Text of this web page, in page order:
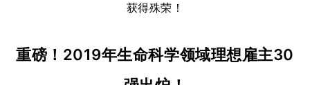
获得殊荣！
重磅！ 2019年生命科学领域理想雇主30